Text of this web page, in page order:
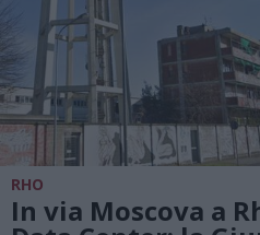
RHO
In via Moscova a